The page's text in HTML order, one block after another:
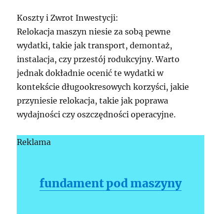
Koszty i Zwrot Inwestycji:
Relokacja maszyn niesie za sobą pewne
wydatki, takie jak transport, demontaż,
instalacja, czy przestój rodukcyjny. Warto
jednak dokładnie ocenić te wydatki w
kontekście długookresowych korzyści, jakie
przyniesie relokacja, takie jak poprawa
wydajności czy oszczędności operacyjne.
Reklama
fundament pod maszyny